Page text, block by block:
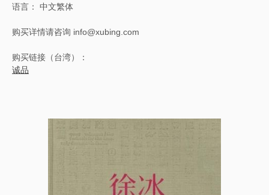
语言： 中文繁体
购买详情请咨询 info@xubing.com
购买链接（台湾）：
诚品